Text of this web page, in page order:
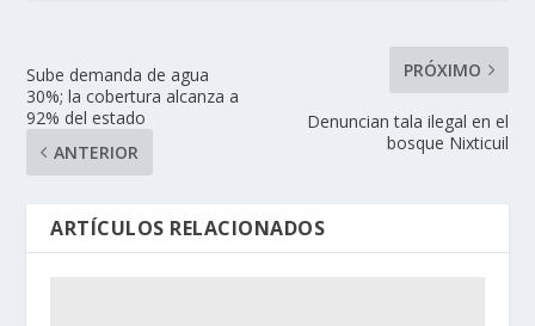
Sube demanda de agua
30%; la cobertura alcanza a
92% del estado
ANTERIOR
PRÓXIMO
Denuncian tala ilegal en el
bosque Nixticuil
ARTÍCULOS RELACIONADOS